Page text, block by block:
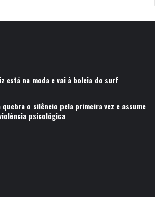
está na moda e vai à boleia do surf
quebra o silêncio pela primeira vez e assume
psicológica